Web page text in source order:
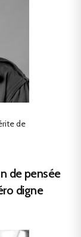
de
de pensée
digne